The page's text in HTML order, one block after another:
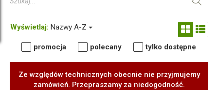
Wyświetlaj: Nazwy A-Z
promocja polecany tylko dostępne
Ze względów technicznych obecnie nie przyjmujemy
zamówień. Przepraszamy za niedogodność.